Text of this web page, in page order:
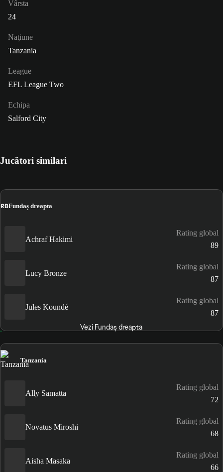
Vârsta
24
Naţiune
Tanzania
League
EFL League Two
Echipa
Salford City
Jucători similari
RBFundaș dreapta
Achraf Hakimi
Rating global
89
Lucy Bronze
Rating global
87
Jules Koundé
Rating global
87
Vezi Fundaș dreapta
Tanzania
Ally Samatta
Rating global
72
Novatus Miroshi
Rating global
68
Aisha Masaka
Rating global
66